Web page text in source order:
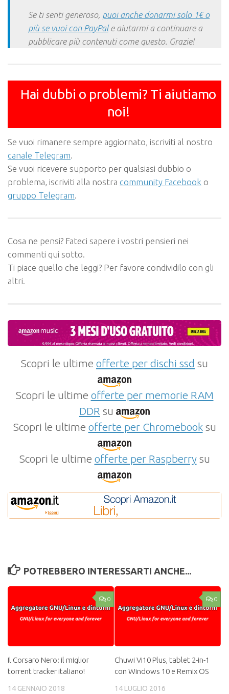
Se ti senti generoso, puoi anche donarmi solo 1€ o
più se vuoi con PayPale aiutarmi a continuare a
pubblicare più contenuti come questo. Grazie!
Hai dubbi o problemi? Ti aiutiamo
noi!
Se vuoi rimanere sempre aggiornato, iscriviti al nostro
canale Telegram
Se vuoi ricevere supporto per qualsiasi dubbio o
problema, iscriviti alla nostra community Facebook o
gruppo Telegram
Cosa ne pensi? Fateci sapere i vostri pensieri nei
commenti qui sotto.
Ti piace quello che leggi? Per favore condividilo con gli
altri.
Scopri le ultime offerte per dischi ssd su
Scopri le ultime offerte per memorie RAM
DDR su
Scopri le ultime offerte per Chromebooksu
Scopri le ultime offerte per Raspberrysu
POTREBBERO INTERESSARTI ANCHE...
0
Il Corsaro Nero: il miglior
torrent tracker italiano!
14 GENNAIO 2018
0
Chuwi Vi10 Plus, tablet 2-in-1
con Windows 10 e Remix OS
14 LUGLIO 2016